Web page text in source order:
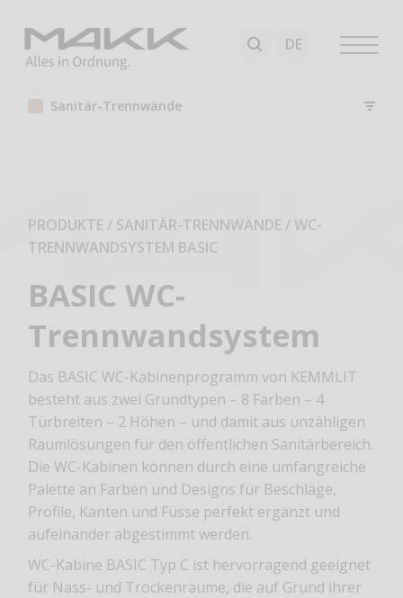
Sanitär-Trennwände
PRODUKTE / SANITÄR-TRENNWÄNDE /WC-
TRENNWANDSYSTEM BASIC
BASIC WC-
Trennwandsystem
Das BASIC WC-Kabinenprogramm von KEMMLIT
besteht aus zwei Grundtypen – 8 Farben – 4
Türbreiten – 2 Höhen – und damit aus unzähligen
Raumlösungen für den öffentlichen Sanitärbereich.
Die WC-Kabinen können durch eine umfangreiche
Palette an Farben und Designs für Beschläge,
Profile, Kanten und Füsse perfekt ergänzt und
aufeinander abgestimmt werden.
WC-Kabine BASIC Typ C ist hervorragend geeignet
für Nass- und Trockenräume, die auf Grund ihrer